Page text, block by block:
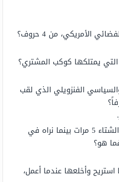
الأمريكي، من 4 حروف؟
يمتلكها كوكب المشتري؟
الفنزويلي الذي لقب
يمكننا أن نراه في الشتاء 5 مرات بينما نراه في
هو؟
وأخلعها عندما أعمل،